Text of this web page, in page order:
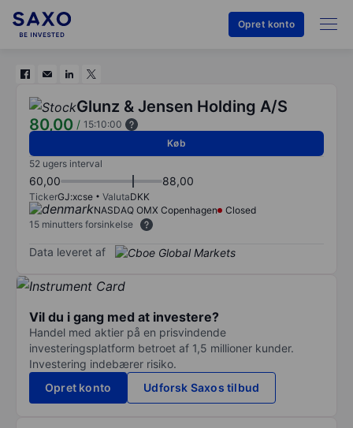
Opret konto
Glunz & Jensen Holding A/S
80,00 / 15:10:00
Køb
52 ugers interval
60,00 88,00
TickerGJ:xcse ValutaDKK
NASDAQ OMX Copenhagen
Closed
15 minutters forsinkelse
Data leveret af
Vil du i gang med at investere?
Handel med aktier på en prisvindende
investeringsplatform betroet af 1,5 millioner kunder.
Investering indebærer risiko.
Opret konto
Udforsk Saxos tilbud